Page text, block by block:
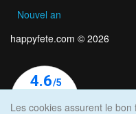
Nouvel an
happyfete.com © 2026
Les cookies assurent le